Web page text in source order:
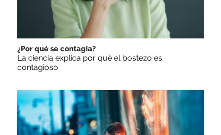
¿Por qué se contagia?
La ciencia explica por qué el bostezo es
contagioso